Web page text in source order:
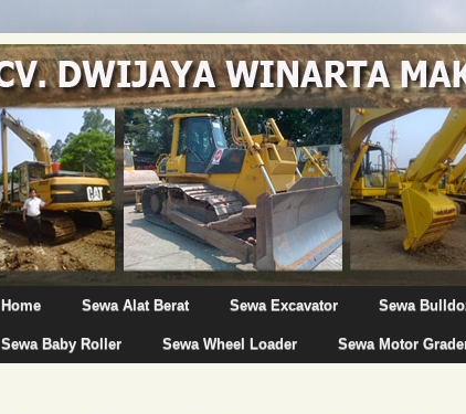
Home Sewa Alat Berat Sewa Excavator Sewa
Sewa Baby Roller Sewa Wheel Loader Sewa Motor